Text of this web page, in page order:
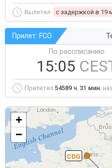
Вылетел c задержкой в 19
Прилет: FCO
По рассписанию
15:05
Прилетел 54589 ч. 31 мин.
CDG
+
−